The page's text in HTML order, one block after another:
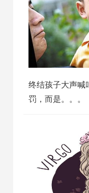
终结孩子大声喊
罚，而是。。。